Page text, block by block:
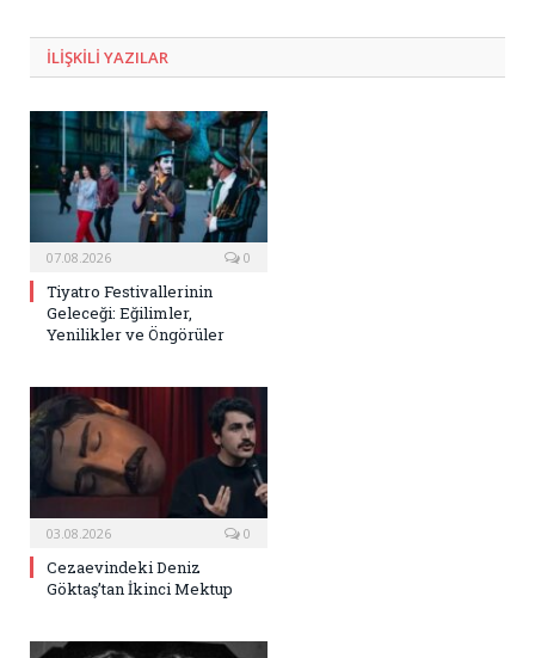
ILIŞKILI YAZILAR
07.08.2026 0
Tiyatro Festivallerinin
Geleceği: Eğilimler,
Yenilikler ve Öngörüler
03.08.2026 0
Cezaevindeki Deniz
Göktaş’tan İkinci Mektup